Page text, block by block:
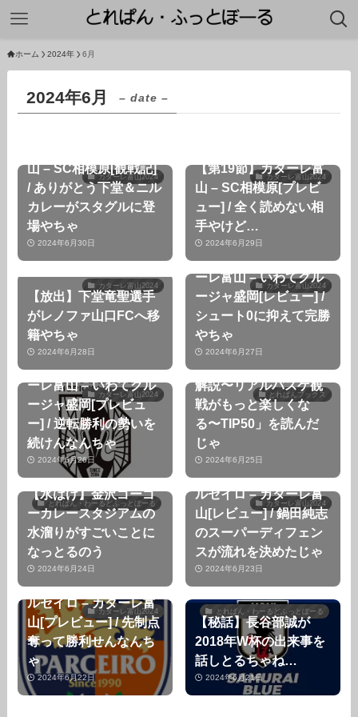
ホーム 2024年 6月
2024年6月 – date –
カターレ富山2024
山 – SC相模原[観戦記]
/ ありがとう下堂＆ニル
カレーがスタグルに登
場やちゃ
2024年6月30日
カターレ富山2024
【第19節】カターレ富
山 – SC相模原[プレビ
ュー] / 全く読めない相
手やけど…
2024年6月29日
カターレ富山2024
【放出】下堂竜聖選手
がレノファ山口FCへ移
籍やちゃ
2024年6月28日
カターレ富山2024
【第16節順延分】カタ
ーレ富山 – いわてグル
ージャ盛岡[レビュー] /
シュート0に抑えて完勝
やちゃ
2024年6月27日
カターレ富山2024
ーレ富山 – いわてグル
ージャ盛岡[プレビュ
ー] / 逆転勝利の勢いを
続けんなんちゃ
2024年6月26日
とれぱんブックス
解説〜リアルバスケ観
戦がもっと楽しくな
る〜TIP50」を読んだ
じゃ
2024年6月25日
とれぱん・わーるどふっとぼーる
【水はけ】金沢ゴーゴ
ーカレースタジアムの
水溜りがすごいことに
なっとるのう
2024年6月24日
カターレ富山2024
【第18節】AC長野パ
ルセイロ – カターレ富
山[レビュー] / 鍋田純志
のスーパーディフェン
スが流れを決めたじゃ
2024年6月23日
カターレ富山2024
【第18節】AC長野パ
ルセイロ – カターレ富
山[プレビュー] / 先制点
奪って勝利せんなんち
ゃ
2024年6月22日
とれぱん・わーるどふっとぼーる
【秘話】長谷部誠が
2018年W杯の出来事を
話しとるちゃね…
2024年6月21日